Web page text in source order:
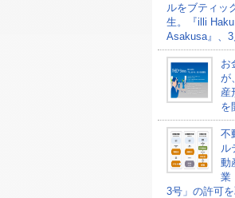
ルをブティッ
生。『illi Haku
Asakusa』、
お
が
産
を
不
ル
動
業
3号」の許可